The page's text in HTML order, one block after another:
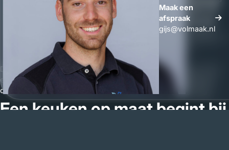
Eerlijke planning,realistische doorlooptijden, geen loze
Directe communicatie,altijd bereikbaar, Gijs of Wouter
Kwaliteitsgarantie,wij stoppen niet voordat het perfect is
ook na oplevering staan wij voor u klaar
Dat is interieurbouw zoals het hoort. Lokaal, persoonlijk en met
een handdruk die iets betekent. Vraag gerust een vrijblijvende
offerte aan voor uw keuken in Venray, wij komen graag langs.
Een keuken op maat begint bij
Maak een
afspraak
Maak een
afspraak
gijs@volmaak.nl